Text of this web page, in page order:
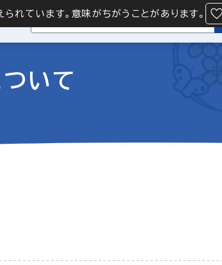
られています。意味がちがうことがあります。
いて